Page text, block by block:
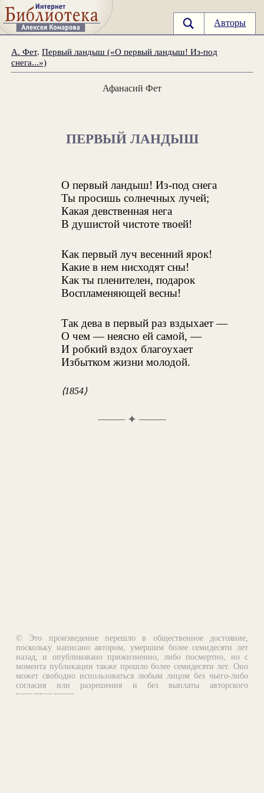
Авторы
А. Фет.Первый ландыш («О первый ландыш! Из-под
снега...»)
Афанасий Фет
ПЕРВЫЙ ЛАНДЫШ
О первый ландыш! Из-под снега
Ты просишь солнечных лучей;
Какая девственная нега
В душистой чистоте твоей!
Как первый луч весенний ярок!
Какие в нем нисходят сны!
Как ты пленителен, подарок
Воспламеняющей весны!
Так дева в первый раз вздыхает —
О чем — неясно ей самой, —
И робкий вздох благоухает
Избытком жизни молодой.
⟨1854⟩
✦
© Это произведение перешло в общественное достояние,
поскольку написано автором, умершим более семидесяти лет
назад, и опубликовано прижизненно, либо посмертно, но с
момента публикации также прошло более семидесяти лет. Оно
может свободно использоваться любым лицом без чьего-либо
согласия или разрешения и без выплаты авторского
вознаграждения.